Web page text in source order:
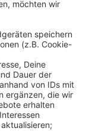
die
gerettet.
gebracht.
stark
Zur